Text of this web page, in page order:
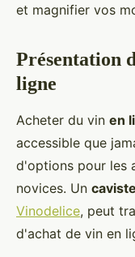
et magnifier vos
Présentation
ligne
Acheter du vin en
accessible que
d'options pour les
novices. Un
Vinodelice, peut
d'achat de vin en